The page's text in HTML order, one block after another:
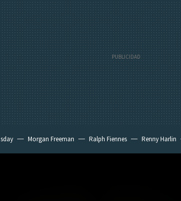
Morgan Freeman Ralph Fiennes Renny Harlin